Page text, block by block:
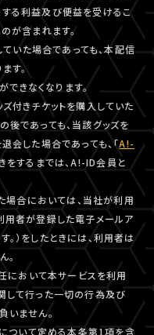
る利益及び便益を受けるこ
が含まれます。
いた場合であっても、本配信
す。
きなくなります。
付きチケットを購入していた
であっても、当該グッズを
会した場合であっても、「A!-
をするまでは、A!-ID会員と
場合においては、当社が利用
用者が登録した電子メールア
）をしたときには、利用者は
。
において本サービスを利用
して行った一切の行為及び
いません。
ついて定める本条第1項を含